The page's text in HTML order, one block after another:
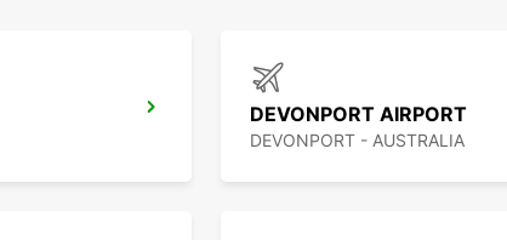
DEVONPORT AIRPORT
DEVONPORT - AUSTRALIA